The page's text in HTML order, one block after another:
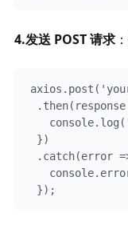
4.发送 POST 请求
})
.catch(error
});